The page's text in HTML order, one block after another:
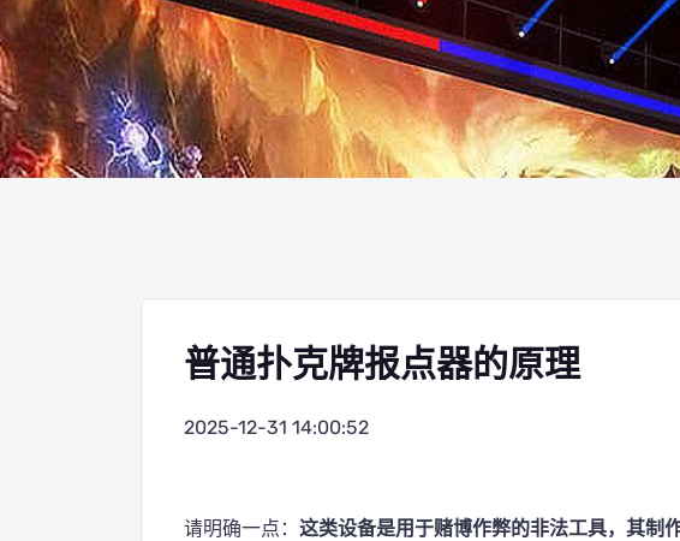
普通扑克牌报点器的原理
2025-12-31 14:00:52
请明确一点： 这类设备是用于赌博作弊的非法工具，其制